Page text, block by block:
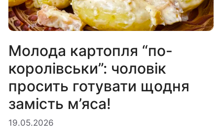
Молода картопля “по-
королівськи”: чоловік
просить готувати щодня
замість м’яса!
19.05.2026